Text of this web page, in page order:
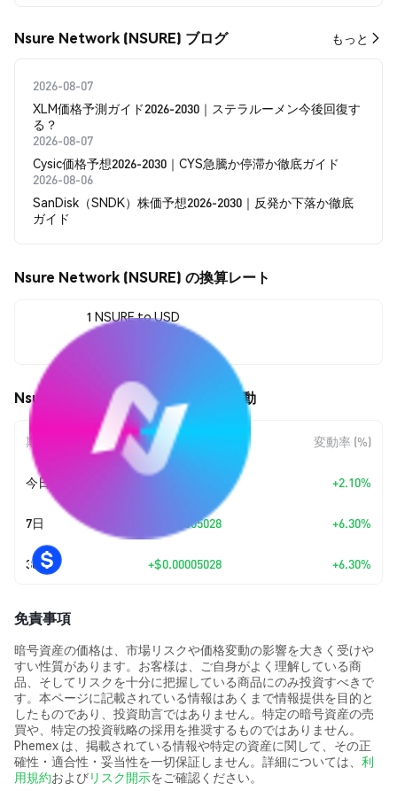
Nsure Network (NSURE) ブログ もっと
2026-08-07
XLM価格予測ガイド2026-2030｜ステラルーメン今後回復す
る？
2026-08-07
Cysic価格予想2026-2030｜CYS急騰か停滞か徹底ガイド
2026-08-06
SanDisk（SNDK）株価予想2026-2030｜反発か下落か徹底
ガイド
Nsure Network (NSURE) の換算レート
1 NSURE to USD
Nsure Network (NSURE) の価格変動
期間 金額変動 変動率 (%)
今日 +2.10%
7日 $0.00005028 +6.30%
30日 +$0.00005028 +6.30%
免責事項
暗号資産の価格は、市場リスクや価格変動の影響を大きく受けや
すい性質があります。お客様は、ご自身がよく理解している商
品、そしてリスクを十分に把握している商品にのみ投資すべきで
す。本ページに記載されている情報はあくまで情報提供を目的と
したものであり、投資助言ではありません。特定の暗号資産の売
買や、特定の投資戦略の採用を推奨するものではありません。
Phemex は、掲載されている情報や特定の資産に関して、その正
確性・適合性・妥当性を一切保証しません。詳細については、 利
用規約およびリスク開示をご確認ください。